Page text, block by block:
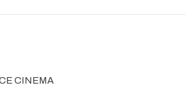
CINEMA